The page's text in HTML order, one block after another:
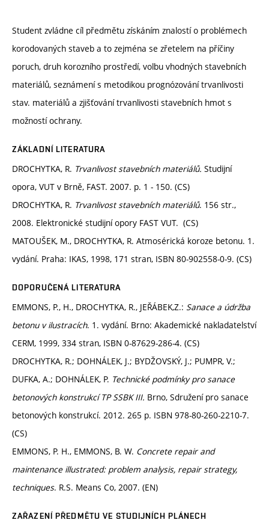
Student zvládne cíl předmětu získáním znalostí o problémech
korodovaných staveb a to zejména se zřetelem na příčiny
poruch, druh korozního prostředí, volbu vhodných stavebních
materiálů, seznámení s metodikou prognózování trvanlivosti
stav. materiálů a zjišťování trvanlivosti stavebních hmot s
možností ochrany.
ZÁKLADNÍ LITERATURA
DROCHYTKA, R. Trvanlivost stavebních materiálů. Studijní
opora, VUT v Brně, FAST. 2007. p. 1 - 150. (CS)
DROCHYTKA, R. Trvanlivost stavebních materiálů. 156 str.,
2008. Elektronické studijní opory FAST VUT. (CS)
MATOUŠEK, M., DROCHYTKA, R. Atmosérická koroze betonu. 1.
vydání. Praha: IKAS, 1998, 171 stran, ISBN 80-902558-0-9. (CS)
DOPORUČENÁ LITERATURA
EMMONS, P., H., DROCHYTKA, R., JEŘÁBEK,Z.: Sanace a údržba
betonu v ilustracích. 1. vydání. Brno: Akademické nakladatelství
CERM, 1999, 334 stran, ISBN 0-87629-286-4. (CS)
DROCHYTKA, R.; DOHNÁLEK, J.; BYDŽOVSKÝ, J.; PUMPR, V.;
DUFKA, A.; DOHNÁLEK, P. Technické podmínky pro sanace
betonových konstrukcí TP SSBK III. Brno, Sdružení pro sanace
betonových konstrukcí. 2012. 265 p. ISBN 978-80-260-2210-7.
(CS)
EMMONS, P. H., EMMONS, B. W. Concrete repair and
maintenance illustrated: problem analysis, repair strategy,
techniques. R.S. Means Co, 2007. (EN)
ZAŘAZENÍ PŘEDMĚTU VE STUDIJNÍCH PLÁNECH